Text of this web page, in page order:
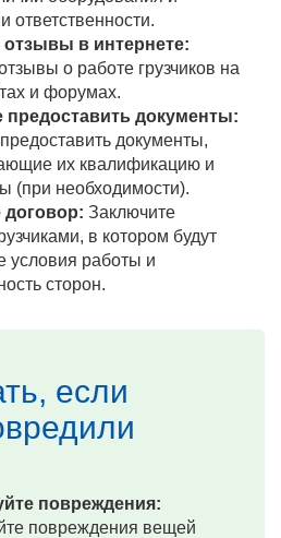
ответственности.
отзывы в интернете:
о работе грузчиков на
и форумах.
предоставить документы:
документы,
их квалификацию и
(при необходимости).
договор: Заключите
в котором будут
условия работы и
сторон.
если
повреждения:
повреждения вещей